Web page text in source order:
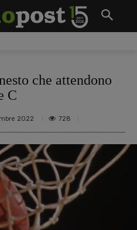
che attendono
C
2022 728